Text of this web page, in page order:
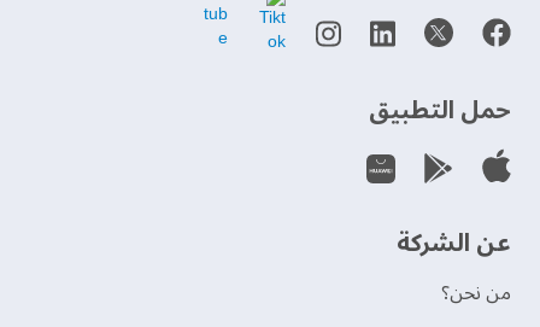
حمل التطبيق
عن الشركة
من نحن؟